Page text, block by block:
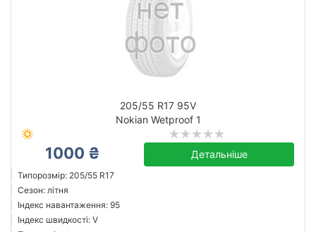
205/55 R17 95V
Nokian Wetproof 1
1000 ₴ Детальніше
Типорозмір: 205/55 R17
Сезон: літня
Індекс навантаження: 95
Індекс швидкості: V